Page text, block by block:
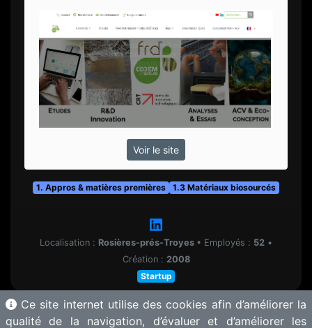
Voir le site
1. Appros & matières premières 1.3 Matériaux biosourcés
Localisation : Rosières-prés-Troyes • Employés : 52 •
Création : 2008
Startup
Ce site internet utilise des cookies afin d’améliorer la
qualité de la navigation, d’évaluer et d’améliorer les